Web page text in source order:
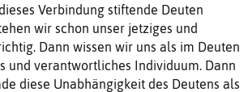
Verbindung stiftende Deuten
wir schon unser jetziges und
Dann wissen wir uns als im Deuten
und verantwortliches Individuum. Dann
diese Unabhängigkeit des Deutens als